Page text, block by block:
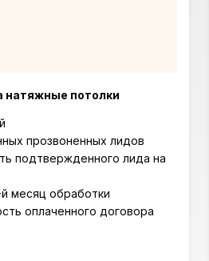
натяжные потолки
прозвоненных лидов
подтвержденного лида на
й месяц обработки
оплаченного договора